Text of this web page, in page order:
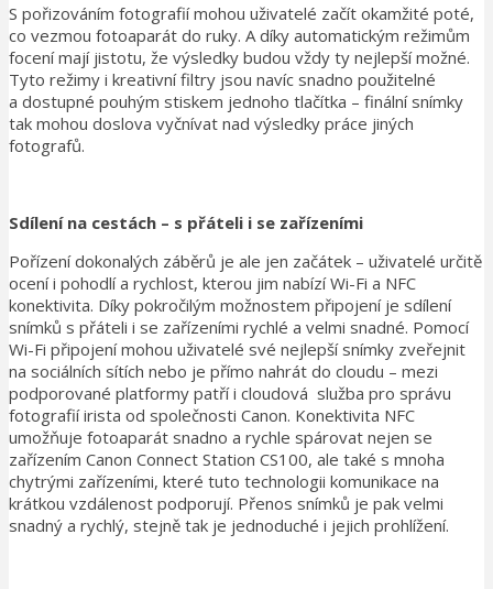
S pořizováním fotografií mohou uživatelé začít okamžité poté,
co vezmou fotoaparát do ruky. A díky automatickým režimům
focení mají jistotu, že výsledky budou vždy ty nejlepší možné.
Tyto režimy i kreativní filtry jsou navíc snadno použitelné
a dostupné pouhým stiskem jednoho tlačítka – finální snímky
tak mohou doslova vyčnívat nad výsledky práce jiných
fotografů.
Sdílení na cestách – s přáteli i se zařízeními
Pořízení dokonalých záběrů je ale jen začátek – uživatelé určitě
ocení i pohodlí a rychlost, kterou jim nabízí Wi-Fi a NFC
konektivita. Díky pokročilým možnostem připojení je sdílení
snímků s přáteli i se zařízeními rychlé a velmi snadné. Pomocí
Wi-Fi připojení mohou uživatelé své nejlepší snímky zveřejnit
na sociálních sítích nebo je přímo nahrát do cloudu – mezi
podporované platformy patří i cloudová služba pro správu
fotografií irista od společnosti Canon. Konektivita NFC
umožňuje fotoaparát snadno a rychle spárovat nejen se
zařízením Canon Connect Station CS100, ale také s mnoha
chytrými zařízeními, které tuto technologii komunikace na
krátkou vzdálenost podporují. Přenos snímků je pak velmi
snadný a rychlý, stejně tak je jednoduché i jejich prohlížení.